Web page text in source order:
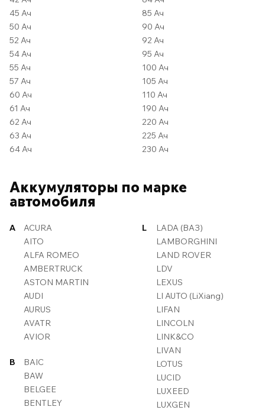
45 Ач
50 Ач
52 Ач
54 Ач
55 Ач
57 Ач
60 Ач
61 Ач
62 Ач
63 Ач
64 Ач
85 Ач
90 Ач
92 Ач
95 Ач
100 Ач
105 Ач
110 Ач
190 Ач
220 Ач
225 Ач
230 Ач
Аккумуляторы по марке
автомобиля
A
ACURA
AITO
ALFA ROMEO
AMBERTRUCK
ASTON MARTIN
AUDI
AURUS
AVATR
AVIOR
B
BAIC
BAW
BELGEE
BENTLEY
L
LADA (ВАЗ)
LAMBORGHINI
LAND ROVER
LDV
LEXUS
LI AUTO (LiXiang)
LIFAN
LINCOLN
LINK&CO
LIVAN
LOTUS
LUCID
LUXEED
LUXGEN